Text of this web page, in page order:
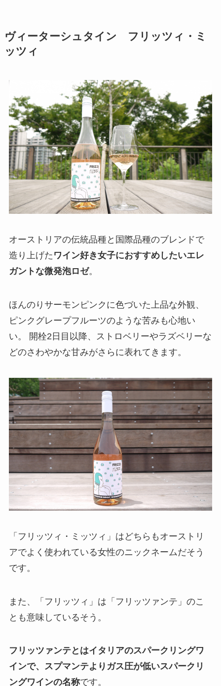
ヴィーターシュタイン フリッツィ・ミ
ッツィ
オーストリアの伝統品種と国際品種のブレンドで
造り上げた ワイン好き女子におすすめしたいエレ
ガントな微発泡ロゼ。
ほんのりサーモンピンクに色づいた上品な外観、
ピンクグレープフルーツのような苦みも心地い
い。 開栓2日目以降、ストロベリーやラズベリーな
どのさわやかな甘みがさらに表れてきます。
「フリッツィ・ミッツィ」はどちらもオーストリ
アでよく使われている女性のニックネームだそう
です。
また、「フリッツィ」は「フリッツァンテ」のこ
とも意味しているそう。
フリッツァンテとはイタリアのスパークリングワ
インで、スプマンテよりガス圧が低いスパークリ
ングワインの名称です。